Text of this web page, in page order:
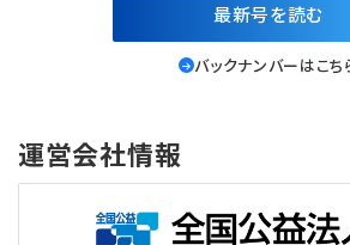
最新号を読む
バックナンバーはこち
運営会社情報